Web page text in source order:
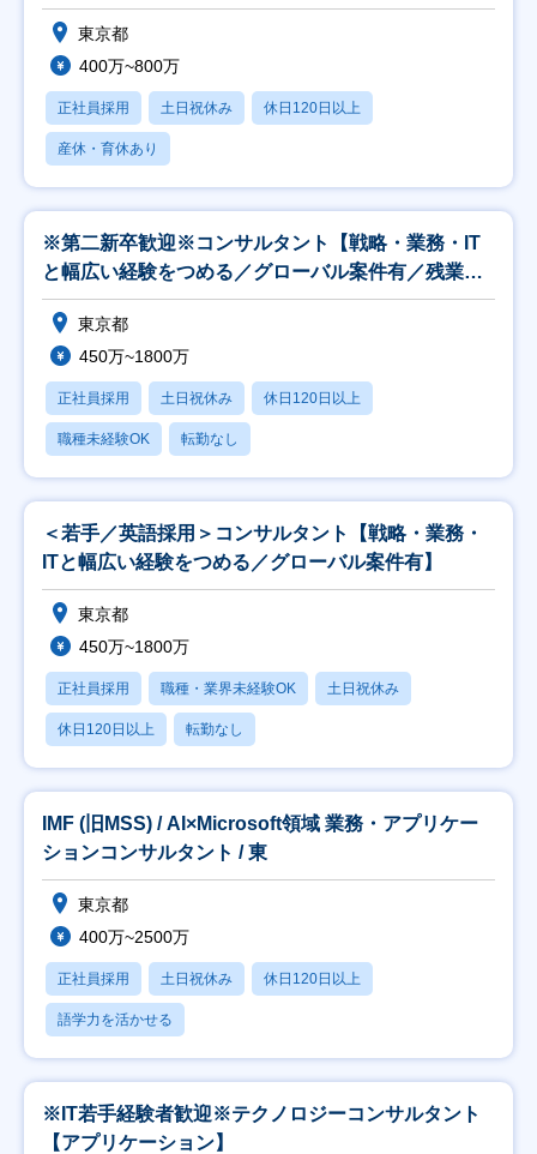
東京都
400万~800万
正社員採用 土日祝休み 休日120日以上
産休・育休あり
※第二新卒歓迎※コンサルタント【戦略・業務・IT
と幅広い経験をつめる／グローバル案件有／残業
25H】
東京都
450万~1800万
正社員採用 土日祝休み 休日120日以上
職種未経験OK 転勤なし
＜若手／英語採用＞コンサルタント【戦略・業務・
ITと幅広い経験をつめる／グローバル案件有】
東京都
450万~1800万
正社員採用 職種・業界未経験OK 土日祝休み
休日120日以上 転勤なし
IMF (旧MSS) / AI×Microsoft領域 業務・アプリケー
ションコンサルタント / 東
東京都
400万~2500万
正社員採用 土日祝休み 休日120日以上
語学力を活かせる
※IT若手経験者歓迎※テクノロジーコンサルタント
【アプリケーション】